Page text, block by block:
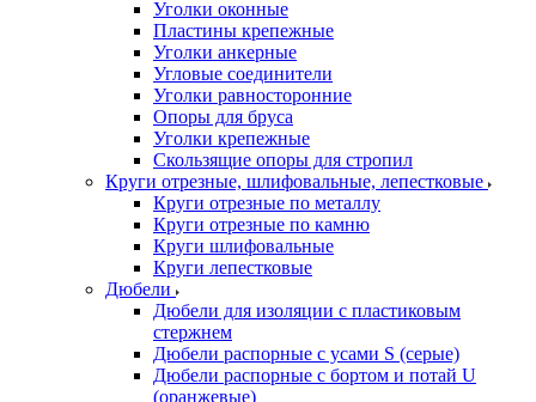
Уголки оконные
Пластины крепежные
Уголки анкерные
Угловые соединители
Уголки равносторонние
Опоры для бруса
Уголки крепежные
Скользящие опоры для стропил
Круги отрезные, шлифовальные, лепестковые
Круги отрезные по металлу
Круги отрезные по камню
Круги шлифовальные
Круги лепестковые
Дюбели
Дюбели для изоляции с пластиковым
стержнем
Дюбели распорные с усами S (серые)
Дюбели распорные c бортом и потай U
(оранжевые)